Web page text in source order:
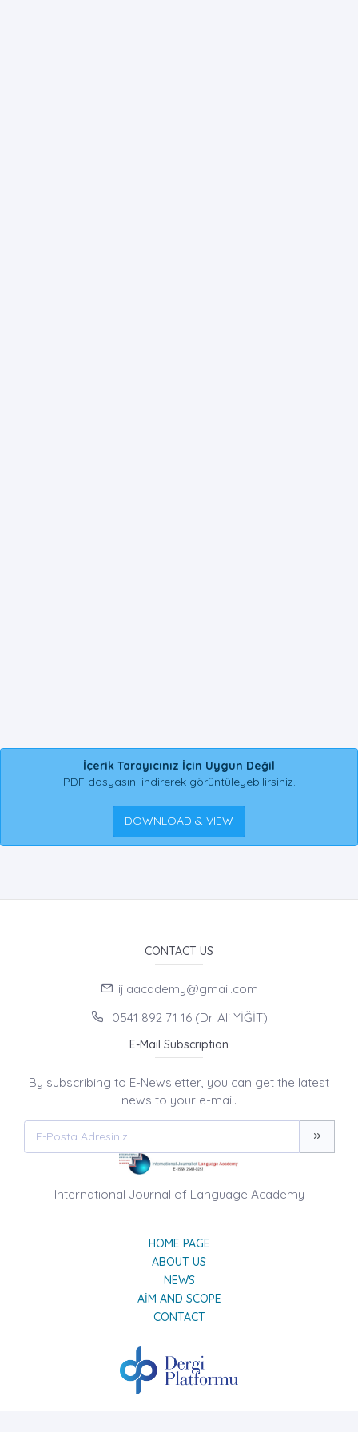
İçerik Tarayıcınız İçin Uygun Değil
PDF dosyasını indirerek görüntüleyebilirsiniz.
DOWNLOAD & VIEW
CONTACT US
ijlaacademy@gmail.com
0541 892 71 16 (Dr. Ali YİĞİT)
E-Mail Subscription
By subscribing to E-Newsletter, you can get the latest
news to your e-mail.
International Journal of Language Academy
HOME PAGE
ABOUT US
NEWS
AIM AND SCOPE
CONTACT